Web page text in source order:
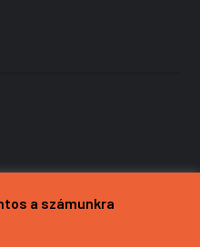
a számunkra